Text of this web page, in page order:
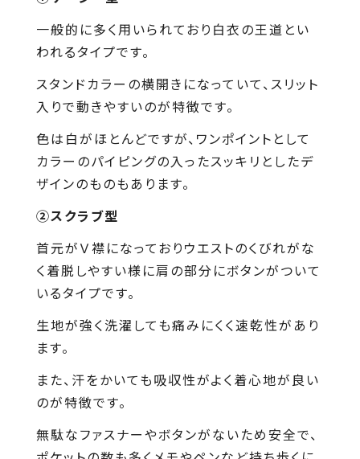
一般的に多く用いられており白衣の王道とい
われるタイプです。
スタンドカラーの横開きになっていて、スリット
入りで動きやすいのが特徴です。
色は白がほとんどですが、ワンポイントとして
カラーのパイピングの入ったスッキリとしたデ
ザインのものもあります。
②スクラブ型
首元がＶ襟になっておりウエストのくびれがな
く着脱しやすい様に肩の部分にボタンがついて
いるタイプです。
生地が強く洗濯しても痛みにくく速乾性があり
ます。
また、汗をかいても吸収性がよく着心地が良い
のが特徴です。
無駄なファスナーやボタンがないため安全で、